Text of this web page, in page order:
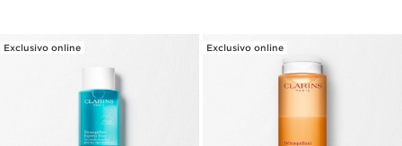
Exclusivo online Exclusivo online